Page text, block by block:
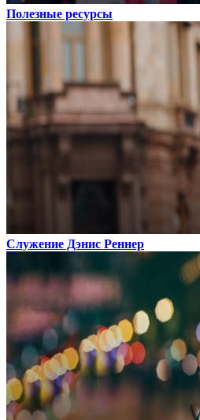
Полезные ресурсы
Служение Дэнис Реннер